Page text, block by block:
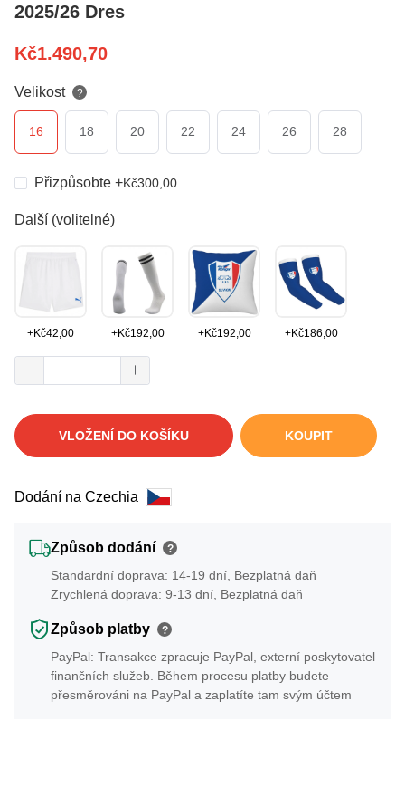
2025/26 Dres
Kč1.490,70
Velikost ?
16 18 20 22 24 26 28
Přizpůsobte +Kč300,00
Další (volitelné)
+Kč42,00 +Kč192,00 +Kč192,00 +Kč186,00
VLOŽENÍ DO KOŠÍKU KOUPIT
Dodání na Czechia
Způsob dodání ?
Standardní doprava: 14-19 dní, Bezplatná daň
Zrychlená doprava: 9-13 dní, Bezplatná daň
Způsob platby ?
PayPal: Transakce zpracuje PayPal, externí poskytovatel
finančních služeb. Během procesu platby budete
přesměrováni na PayPal a zaplatíte tam svým účtem